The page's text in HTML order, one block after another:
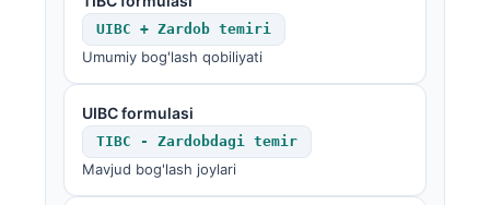
UIBC + Zardob temiri
Umumiy bog'lash qobiliyati
UIBC formulasi
TIBC - Zardobdagi temir
Mavjud bog'lash joylari